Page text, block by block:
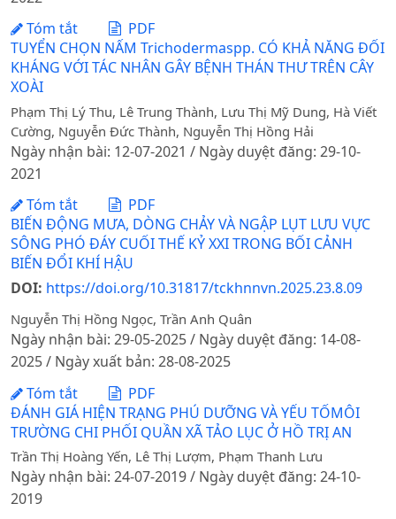
Tóm tắt
PDF
TUYỂN CHỌN NẤM Trichodermaspp. CÓ KHẢ NĂNG ĐỐI
KHÁNG VỚI TÁC NHÂN GÂY BỆNH THÁN THƯ TRÊN CÂY
XOÀI
Phạm Thị Lý Thu, Lê Trung Thành, Lưu Thị Mỹ Dung, Hà Viết
Cường, Nguyễn Đức Thành, Nguyễn Thị Hồng Hải
Ngày nhận bài: 12-07-2021 / Ngày duyệt đăng: 29-10-
2021
Tóm tắt
PDF
BIẾN ĐỘNG MƯA, DÒNG CHẢY VÀ NGẬP LỤT LƯU VỰC
SÔNG PHÓ ĐÁY CUỐI THẾ KỶ XXI TRONG BỐI CẢNH
BIẾN ĐỔI KHÍ HẬU
DOI: https://doi.org/10.31817/tckhnnvn.2025.23.8.09
Nguyễn Thị Hồng Ngọc, Trần Anh Quân
Ngày nhận bài: 29-05-2025 / Ngày duyệt đăng: 14-08-
2025 / Ngày xuất bản: 28-08-2025
Tóm tắt
PDF
ĐÁNH GIÁ HIỆN TRẠNG PHÚ DƯỠNG VÀ YẾU TỐMÔI
TRƯỜNG CHI PHỐI QUẦN XÃ TẢO LỤC Ở HỒ TRỊ AN
Trần Thị Hoàng Yến, Lê Thị Lượm, Phạm Thanh Lưu
Ngày nhận bài: 24-07-2019 / Ngày duyệt đăng: 24-10-
2019